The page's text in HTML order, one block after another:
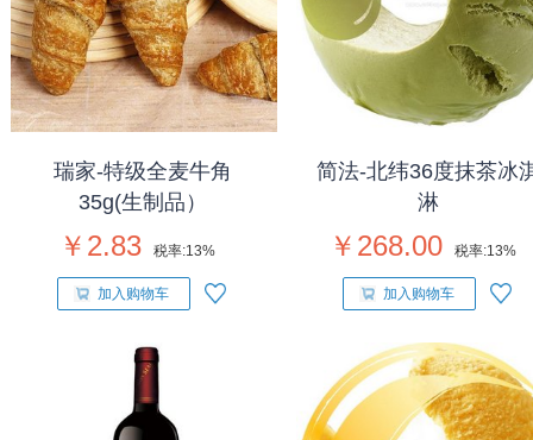
瑞家-特级全麦牛角
35g(生制品）
￥2.83 税率:13%
加入购物车
简法-北纬36度抹茶冰
淋
￥268.00 税率:13%
加入购物车